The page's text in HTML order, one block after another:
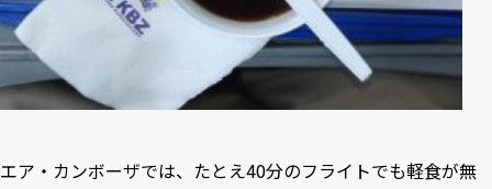
エア・カンボーザでは、たとえ40分のフライトでも軽食が無